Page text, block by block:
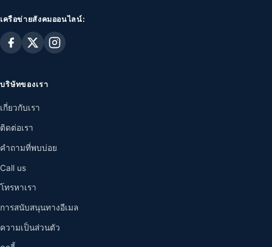
เครือข่ายสังคมออนไลน์:
บริษัทของเรา
เกี่ยวกับเรา
ติดต่อเรา
คำถามที่พบบ่อย
Call us
โทรหาเรา
การสนับสนุนทางอีเมล
ความเป็นส่วนตัว